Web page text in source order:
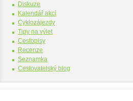
Diskuze
Kalendář akcí
Cyklozájezdy
Tipy na výlet
Cestopisy
Recenze
Seznamka
Cestovatelský blog